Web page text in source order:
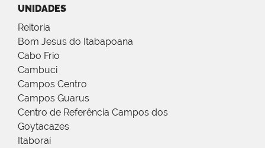
UNIDADES
Reitoria
Bom Jesus do Itabapoana
Cabo Frio
Cambuci
Campos Centro
Campos Guarus
Centro de Referência Campos dos
Goytacazes
Itaboraí